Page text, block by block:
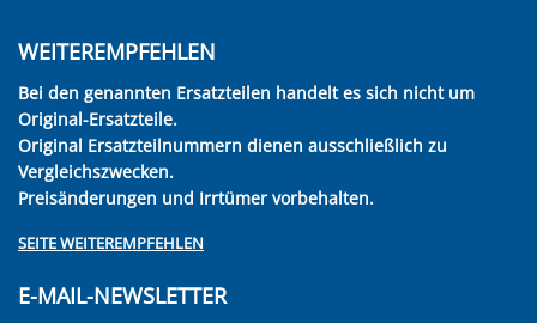
WEITEREMPFEHLEN
Bei den genannten Ersatzteilen handelt es sich nicht um
Original-Ersatzteile.
Original Ersatzteilnummern dienen ausschließlich zu
Vergleichszwecken.
Preisänderungen und Irrtümer vorbehalten.
SEITE WEITEREMPFEHLEN
E-MAIL-NEWSLETTER